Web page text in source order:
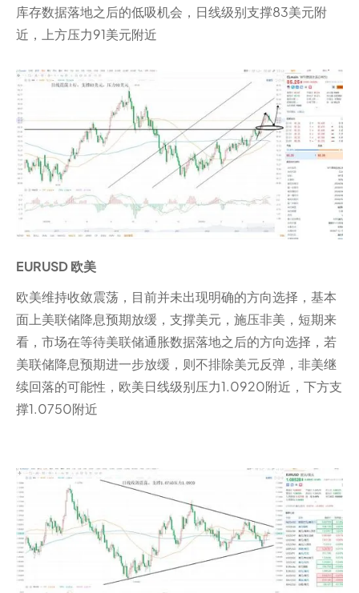
库存数据落地之后的低吸机会，日线级别支撑83美元附
近，上方压力91美元附近
EURUSD 欧美
欧美维持收敛震荡，目前并未出现明确的方向选择，基本
面上美联储降息预期放缓，支撑美元，施压非美，短期来
看，市场在等待美联储通胀数据落地之后的方向选择，若
美联储降息预期进一步放缓，则不排除美元反弹，非美继
续回落的可能性，欧美日线级别压力1.0920附近，下方支
撑1.0750附近